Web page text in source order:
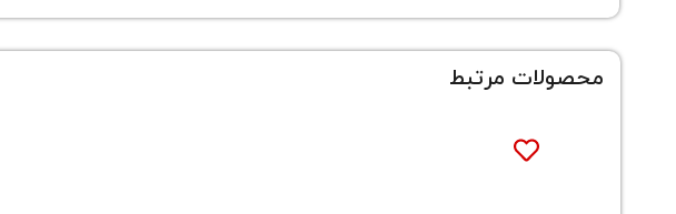
محصولات مرتبط